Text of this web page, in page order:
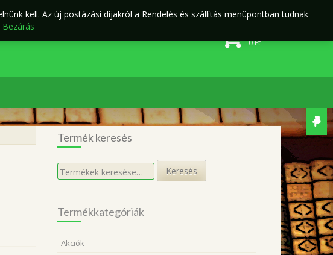
Kapcsolat Rendelés és szállítás Adatvédelmi irányelvek
0Ft
Termék keresés
Keresés
a
Keresés
Termékkategóriák
Akciók
kell. Az új postázási díjakról a Rendelés és szállítás menüpontban tudnak
Bezárás